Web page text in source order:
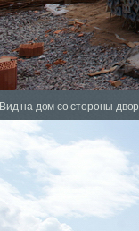
Вид на дом со стороны